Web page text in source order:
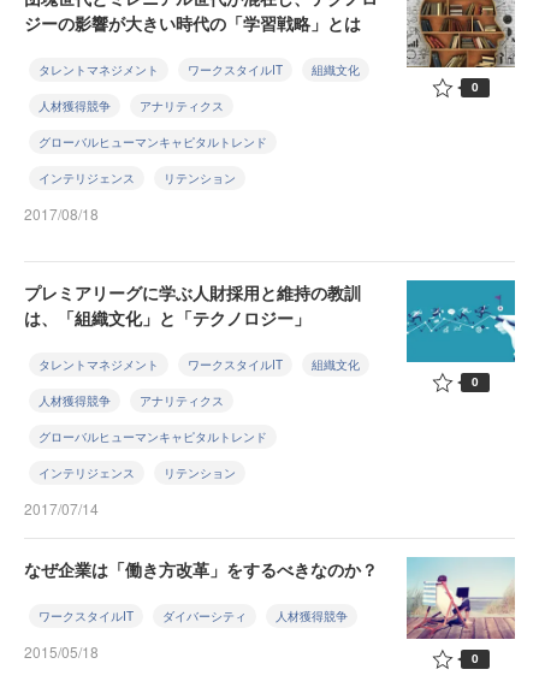
ジーの影響が大きい時代の「学習戦略」とは
タレントマネジメント ワークスタイルIT 組織文化
人材獲得競争 アナリティクス
グローバルヒューマンキャピタルトレンド
インテリジェンス リテンション
2017/08/18
0
プレミアリーグに学ぶ人財採用と維持の教訓
は、「組織文化」と「テクノロジー」
タレントマネジメント ワークスタイルIT 組織文化
人材獲得競争 アナリティクス
グローバルヒューマンキャピタルトレンド
インテリジェンス リテンション
2017/07/14
0
なぜ企業は「働き方改革」をするべきなのか？
ワークスタイルIT ダイバーシティ 人材獲得競争
2015/05/18 0